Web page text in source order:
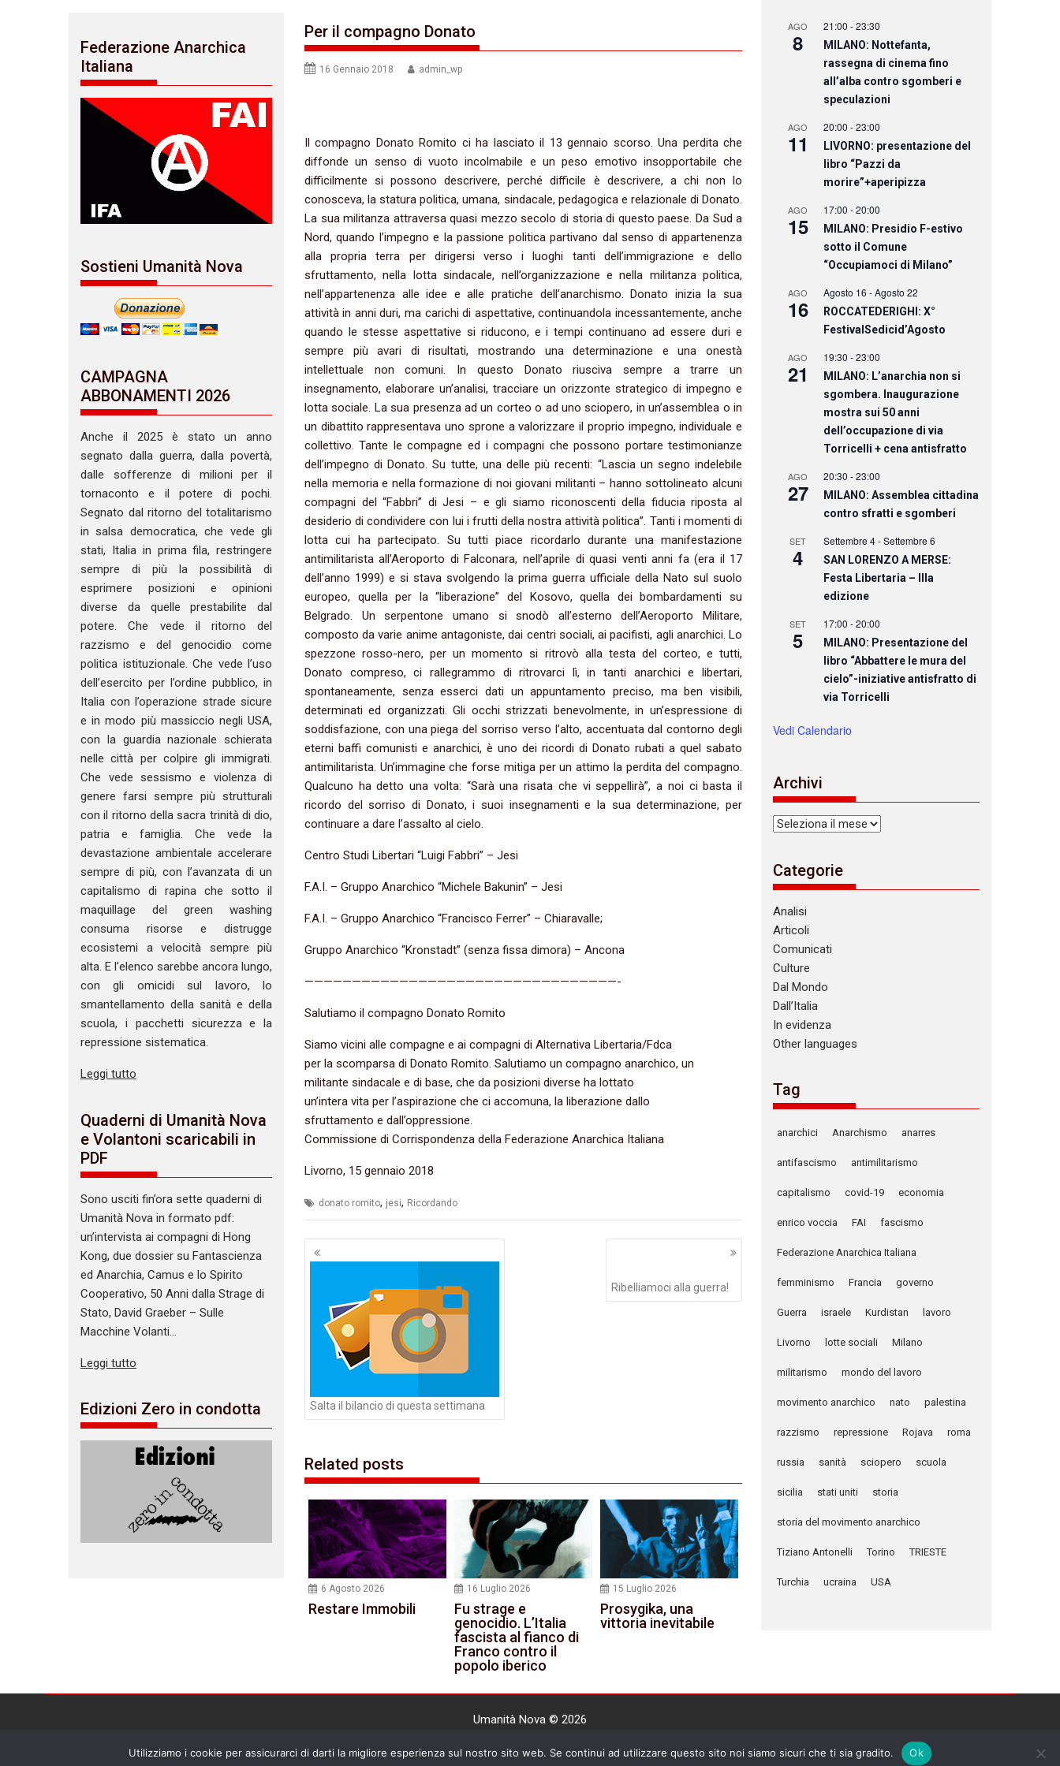
Per il compagno Donato
16 Gennaio 2018 admin_wp
Il compagno Donato Romito ci ha lasciato il 13 gennaio scorso. Una perdita che
diffonde un senso di vuoto incolmabile e un peso emotivo insopportabile che
difficilmente si possono descrivere, perché difficile è descrivere, a chi non lo
conosceva, la statura politica, umana, sindacale, pedagogica e relazionale di Donato.
La sua militanza attraversa quasi mezzo secolo di storia di questo paese. Da Sud a
Nord, quando l’impegno e la passione politica partivano dal senso di appartenenza
alla propria terra per dirigersi verso i luoghi tanti dell’immigrazione e dello
sfruttamento, nella lotta sindacale, nell’organizzazione e nella militanza politica,
nell’appartenenza alle idee e alle pratiche dell’anarchismo. Donato inizia la sua
attività in anni duri, ma carichi di aspettative, continuandola incessantemente, anche
quando le stesse aspettative si riducono, e i tempi continuano ad essere duri e
sempre più avari di risultati, mostrando una determinazione e una onestà
intellettuale non comuni. In questo Donato riusciva sempre a trarre un
insegnamento, elaborare un’analisi, tracciare un orizzonte strategico di impegno e
lotta sociale. La sua presenza ad un corteo o ad uno sciopero, in un’assemblea o in
un dibattito rappresentava uno sprone a valorizzare il proprio impegno, individuale e
collettivo. Tante le compagne ed i compagni che possono portare testimonianze
dell’impegno di Donato. Su tutte, una delle più recenti: “Lascia un segno indelebile
nella memoria e nella formazione di noi giovani militanti – hanno sottolineato alcuni
compagni del “Fabbri” di Jesi – e gli siamo riconoscenti della fiducia riposta al
desiderio di condividere con lui i frutti della nostra attività politica”. Tanti i momenti di
lotta cui ha partecipato. Su tutti piace ricordarlo durante una manifestazione
antimilitarista all’Aeroporto di Falconara, nell’aprile di quasi venti anni fa (era il 17
dell’anno 1999) e si stava svolgendo la prima guerra ufficiale della Nato sul suolo
europeo, quella per la “liberazione” del Kosovo, quella dei bombardamenti su
Belgrado. Un serpentone umano si snodò all’esterno dell’Aeroporto Militare,
composto da varie anime antagoniste, dai centri sociali, ai pacifisti, agli anarchici. Lo
spezzone rosso-nero, per un momento si ritrovò alla testa del corteo, e tutti,
Donato compreso, ci rallegrammo di ritrovarci lì, in tanti anarchici e libertari,
spontaneamente, senza esserci dati un appuntamento preciso, ma ben visibili,
determinati ed organizzati. Gli occhi strizzati benevolmente, in un’espressione di
soddisfazione, con una piega del sorriso verso l’alto, accentuata dal contorno degli
eterni baffi comunisti e anarchici, è uno dei ricordi di Donato rubati a quel sabato
antimilitarista. Un’immagine che forse mitiga per un attimo la perdita del compagno.
Qualcuno ha detto una volta: “Sarà una risata che vi seppellirà”, a noi ci basta il
ricordo del sorriso di Donato, i suoi insegnamenti e la sua determinazione, per
continuare a dare l’assalto al cielo.
Centro Studi Libertari “Luigi Fabbri” – Jesi
F.A.I. – Gruppo Anarchico “Michele Bakunin” – Jesi
F.A.I. – Gruppo Anarchico “Francisco Ferrer” – Chiaravalle;
Gruppo Anarchico “Kronstadt” (senza fissa dimora) – Ancona
—————————————————————————————————-
Salutiamo il compagno Donato Romito
Siamo vicini alle compagne e ai compagni di Alternativa Libertaria/Fdca
per la scomparsa di Donato Romito. Salutiamo un compagno anarchico, un
militante sindacale e di base, che da posizioni diverse ha lottato
un’intera vita per l’aspirazione che ci accomuna, la liberazione dallo
sfruttamento e dall’oppressione.
Commissione di Corrispondenza della Federazione Anarchica Italiana
Livorno, 15 gennaio 2018
donato romito, jesi, Ricordando
Navigazione
articoli
Salta il bilancio di questa settimana
Ribelliamoci alla guerra!
Related posts
6 Agosto 2026
Restare Immobili
16 Luglio 2026
Fu strage e
genocidio. L’Italia
fascista al fianco di
Franco contro il
popolo iberico
15 Luglio 2026
Prosygika, una
vittoria inevitabile
Federazione Anarchica
Italiana
Sostieni Umanità Nova
CAMPAGNA
ABBONAMENTI 2026
Anche il 2025 è stato un anno
segnato dalla guerra, dalla povertà,
dalle sofferenze di milioni per il
tornaconto e il potere di pochi.
Segnato dal ritorno del totalitarismo
in salsa democratica, che vede gli
stati, Italia in prima fila, restringere
sempre di più la possibilità di
esprimere posizioni e opinioni
diverse da quelle prestabilite dal
potere. Che vede il ritorno del
razzismo e del genocidio come
politica istituzionale. Che vede l’uso
dell’esercito per l’ordine pubblico, in
Italia con l’operazione strade sicure
e in modo più massiccio negli USA,
con la guardia nazionale schierata
nelle città per colpire gli immigrati.
Che vede sessismo e violenza di
genere farsi sempre più strutturali
con il ritorno della sacra trinità di dio,
patria e famiglia. Che vede la
devastazione ambientale accelerare
sempre di più, con l’avanzata di un
capitalismo di rapina che sotto il
maquillage del green washing
consuma risorse e distrugge
ecosistemi a velocità sempre più
alta. E l’elenco sarebbe ancora lungo,
con gli omicidi sul lavoro, lo
smantellamento della sanità e della
scuola, i pacchetti sicurezza e la
repressione sistematica.
Leggi tutto
Quaderni di Umanità Nova
e Volantoni scaricabili in
PDF
Sono usciti fin’ora sette quaderni di
Umanità Nova in formato pdf:
un’intervista ai compagni di Hong
Kong, due dossier su Fantascienza
ed Anarchia, Camus e lo Spirito
Cooperativo, 50 Anni dalla Strage di
Stato, David Graeber – Sulle
Macchine Volanti…
Leggi tutto
Edizioni Zero in condotta
AGO
8
21:00 -23:30
MILANO: Nottefanta,
rassegna di cinema fino
all’alba contro sgomberi e
speculazioni
AGO
11
20:00 -23:00
LIVORNO: presentazione del
libro “Pazzi da
morire”+aperipizza
AGO
15
17:00 -20:00
MILANO: Presidio F-estivo
sotto il Comune
“Occupiamoci di Milano”
AGO
16
Agosto 16 -Agosto 22
ROCCATEDERIGHI: X°
FestivalSedicid’Agosto
AGO
21
19:30 -23:00
MILANO: L’anarchia non si
sgombera. Inaugurazione
mostra sui 50 anni
dell’occupazione di via
Torricelli + cena antisfratto
AGO
27
20:30 -23:00
MILANO: Assemblea cittadina
contro sfratti e sgomberi
SET
4
Settembre 4-Settembre 6
SAN LORENZO A MERSE:
Festa Libertaria – IIIa
edizione
SET
5
17:00 -20:00
MILANO: Presentazione del
libro “Abbattere le mura del
cielo”-iniziative antisfratto di
via Torricelli
Vedi Calendario
Archivi
Archivi
Categorie
Analisi
Articoli
Comunicati
Culture
Dal Mondo
Dall’Italia
In evidenza
Other languages
Tag
anarchici Anarchismo anarres
antifascismo antimilitarismo
capitalismo covid-19 economia
enrico voccia FAI fascismo
Federazione Anarchica Italiana
femminismo Francia governo
Guerra israele Kurdistan lavoro
Livorno lotte sociali Milano
militarismo mondo del lavoro
movimento anarchico nato palestina
razzismo repressione Rojava roma
russia sanità sciopero scuola
sicilia stati uniti storia
storia del movimento anarchico
Tiziano Antonelli Torino TRIESTE
Turchia ucraina USA
Umanità Nova © 2026
Settimanale anarchico fondato nel 1920 da Errico Malatesta
Utilizziamo i cookie per assicurarci di darti la migliore esperienza sul nostro sito web. Se continui ad utilizzare questo sito noi siamo sicuri che ti sia gradito. Ok